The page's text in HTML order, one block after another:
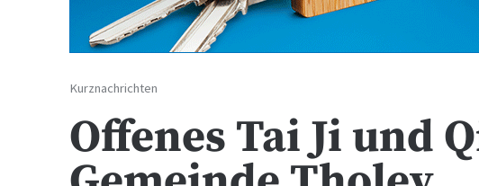
Kurznachrichten
Offenes Tai Ji und